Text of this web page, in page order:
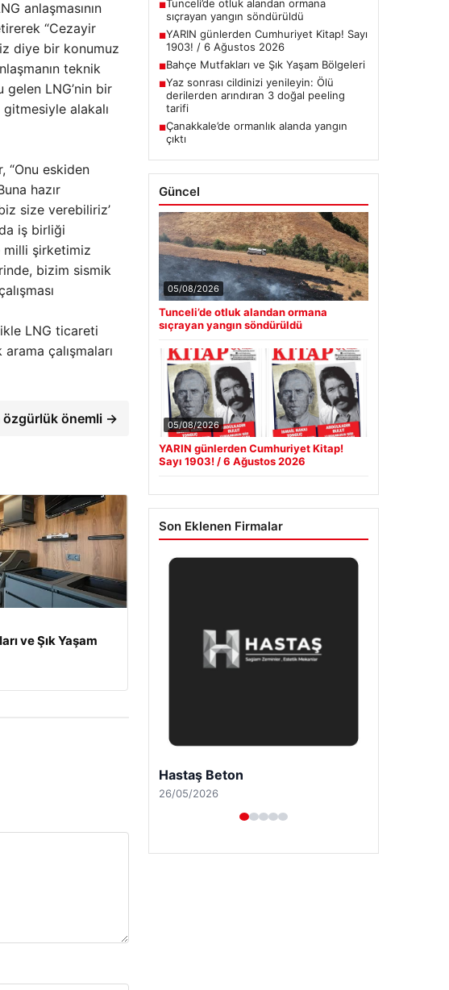
anlaşmasının
“Cezayir
diye bir konumuz
teknik
gelen LNG’nin bir
alakalı
“Onu eskiden
hazır
size verebiliriz’
iş birliği
milli şirketimiz
bizim sismik
LNG ticareti
çalışmaları
özgürlük önemli →
ve Şık Yaşam
■Tunceli’de otluk alandan ormana
sıçrayan yangın söndürüldü
■YARIN günlerden Cumhuriyet Kitap! Sayı
1903! / 6 Ağustos 2026
■Bahçe Mutfakları ve Şık Yaşam Bölgeleri
■Yaz sonrası cildinizi yenileyin: Ölü
derilerden arındıran 3 doğal peeling
tarifi
■Çanakkale’de ormanlık alanda yangın
çıktı
Güncel
05/08/2026
Tunceli’de otluk alandan ormana
sıçrayan yangın söndürüldü
05/08/2026
YARIN günlerden Cumhuriyet Kitap!
Sayı 1903! / 6 Ağustos 2026
Son Eklenen Firmalar
Prenses Night Club
29/04/2026